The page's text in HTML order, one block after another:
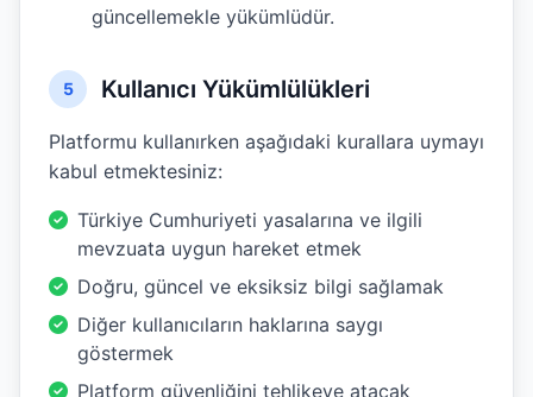
güncellemekle yükümlüdür.
5 Kullanıcı Yükümlülükleri
Platformu kullanırken aşağıdaki kurallara uymayı
kabul etmektesiniz:
Türkiye Cumhuriyeti yasalarına ve ilgili
mevzuata uygun hareket etmek
Doğru, güncel ve eksiksiz bilgi sağlamak
Diğer kullanıcıların haklarına saygı
göstermek
Platform güvenliğini tehlikeye atacak